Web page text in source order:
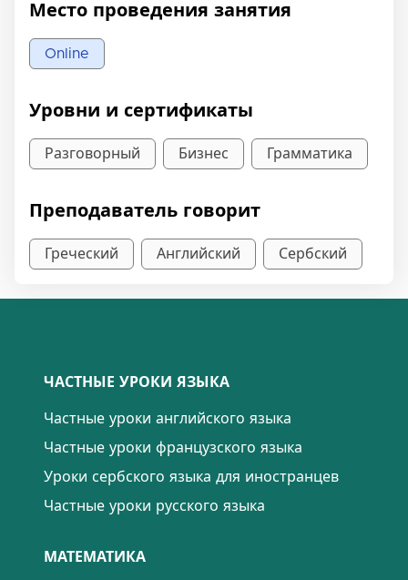
Место проведения занятия
Online
Уровни и сертификаты
Разговорный Бизнес Грамматика
Преподаватель говорит
Греческий Английский Сербский
ЧАСТНЫЕ УРОКИ ЯЗЫКА
Частные уроки английского языка
Частные уроки французского языка
Уроки сербского языка для иностранцев
Частные уроки русского языка
МАТЕМАТИКА